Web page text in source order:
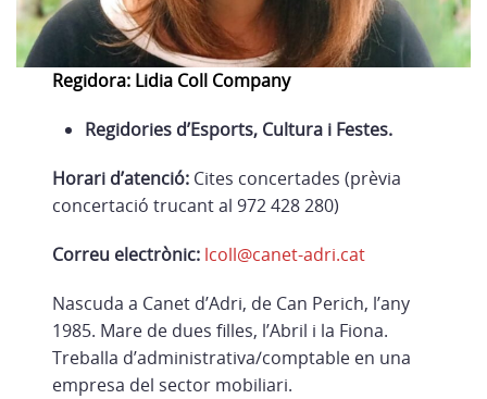
Regidora: Lidia Coll Company
Regidories d’Esports, Cultura i Festes.
Horari d’atenció: Cites concertades (prèvia
concertació trucant al 972 428 280)
Correu electrònic: lcoll@canet-adri.cat
Nascuda a Canet d’Adri, de Can Perich, l’any
1985. Mare de dues filles, l’Abril i la Fiona.
Treballa d’administrativa/comptable en una
empresa del sector mobiliari.